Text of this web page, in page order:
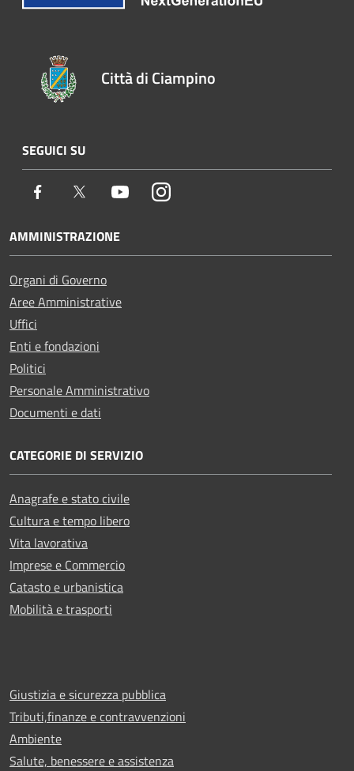
Città di Ciampino
SEGUICI SU
Facebook Twitter YoutubeInstagram
AMMINISTRAZIONE
Organi di Governo
Aree Amministrative
Uffici
Enti e fondazioni
Politici
Personale Amministrativo
Documenti e dati
CATEGORIE DI SERVIZIO
Anagrafe e stato civile
Cultura e tempo libero
Vita lavorativa
Imprese e Commercio
Catasto e urbanistica
Mobilità e trasporti
Giustizia e sicurezza pubblica
Tributi,finanze e contravvenzioni
Ambiente
Salute, benessere e assistenza